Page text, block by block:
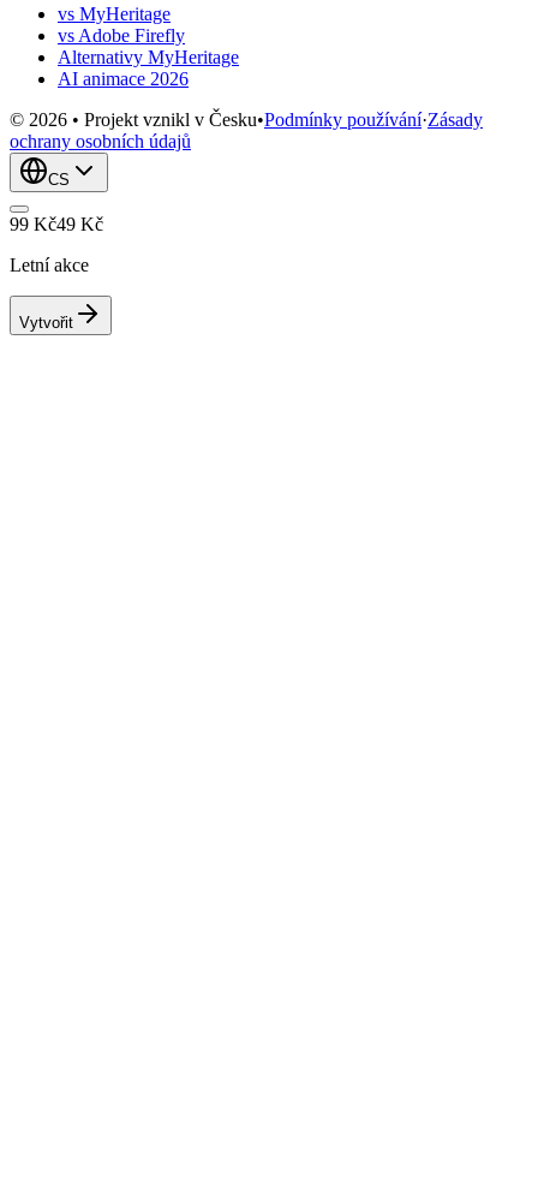
vs MyHeritage
vs Adobe Firefly
Alternativy MyHeritage
AI animace 2026
© 2026 • Projekt vznikl v Česku•Podmínky používání·Zásady
ochrany osobních údajů
CS
99 Kč49 Kč
Letní akce
Vytvořit